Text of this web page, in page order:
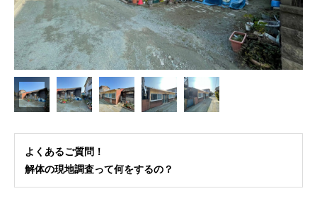
よくあるご質問！
解体の現地調査って何をするの？